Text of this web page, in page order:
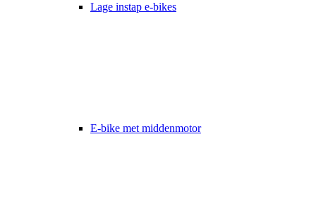
Lage instap e-bikes
E-bike met middenmotor